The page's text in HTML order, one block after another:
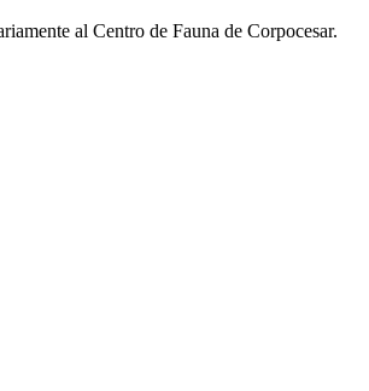
al Centro de Fauna de Corpocesar.